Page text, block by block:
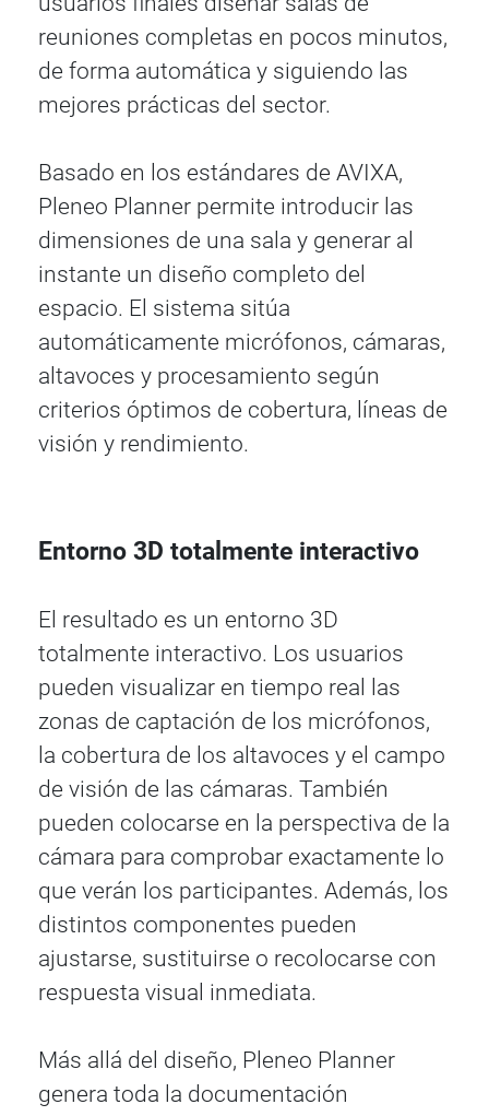
reuniones completas en pocos minutos,
de forma automática y siguiendo las
mejores prácticas del sector.
Basado en los estándares de AVIXA,
Pleneo Planner permite introducir las
dimensiones de una sala y generar al
instante un diseño completo del
espacio. El sistema sitúa
automáticamente micrófonos, cámaras,
altavoces y procesamiento según
criterios óptimos de cobertura, líneas de
visión y rendimiento.
Entorno 3D totalmente interactivo
El resultado es un entorno 3D
totalmente interactivo. Los usuarios
pueden visualizar en tiempo real las
zonas de captación de los micrófonos,
la cobertura de los altavoces y el campo
de visión de las cámaras. También
pueden colocarse en la perspectiva de la
cámara para comprobar exactamente lo
que verán los participantes. Además, los
distintos componentes pueden
ajustarse, sustituirse o recolocarse con
respuesta visual inmediata.
Más allá del diseño, Pleneo Planner
genera toda la documentación